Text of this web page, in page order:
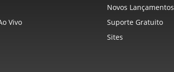
Novos Lançamentos
Vivo Suporte Gratuito
Sites